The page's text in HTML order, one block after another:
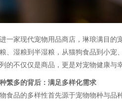
一家现代宠物用品商店，琳琅满目的
、湿粮到半湿粮，从猫狗食品到小宠
的不仅仅是商品，更是对宠物健康与
繁多的背后：满足多样化需求
食品的多样性首先源于宠物物种与品